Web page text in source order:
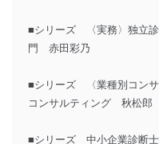
■シリーズ 〈実務〉独立診
門 赤田彩乃
■シリーズ 〈業種別コン
コンサルティング 秋松郎
■シリーズ 中小企業診断